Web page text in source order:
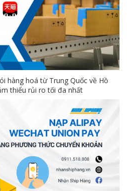
hàng hoá từ Trung Quốc về Hồ
thiểu rủi ro tối đa nhất